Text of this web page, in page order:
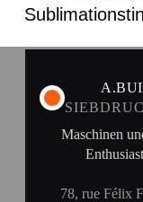
Maschinen
78, rue Félix